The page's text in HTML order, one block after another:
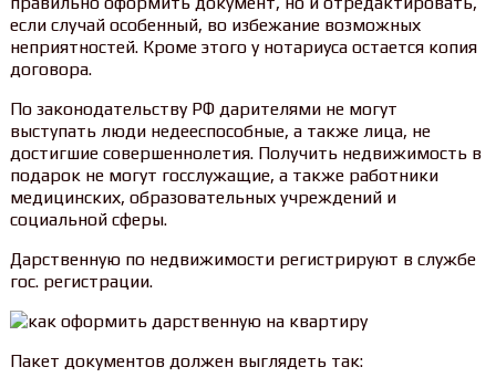
если случай особенный, во избежание возможных
неприятностей. Кроме этого у нотариуса остается копия
договора.
По законодательству РФ дарителями не могут
выступать люди недееспособные, а также лица, не
достигшие совершеннолетия. Получить недвижимость в
подарок не могут госслужащие, а также работники
медицинских, образовательных учреждений и
социальной сферы.
Дарственную по недвижимости регистрируют в службе
гос. регистрации.
Пакет документов должен выглядеть так: